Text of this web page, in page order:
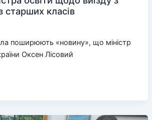
старших класів
поширюють «новину», що міністр
Оксен Лісовий